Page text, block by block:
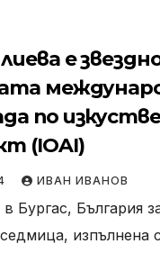
е
по
(IOAI)
ИВАН ИВАНОВ
Бургас, България
изпълнена